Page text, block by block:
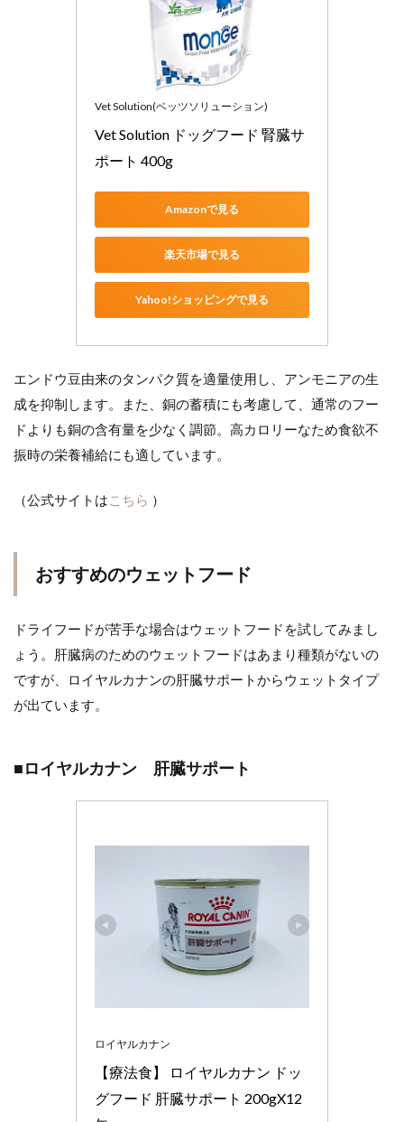
Vet Solution(ベッツソリューション)
Vet Solution ドッグフード 腎臓サ
ポート 400g
Amazonで見る
楽天市場で見る
Yahoo!ショッピングで見る
エンドウ豆由来のタンパク質を適量使用し、アンモニアの生
成を抑制します。また、銅の蓄積にも考慮して、通常のフー
ドよりも銅の含有量を少なく調節。高カロリーなため食欲不
振時の栄養補給にも適しています。
（公式サイトはこちら ）
おすすめのウェットフード
ドライフードが苦手な場合はウェットフードを試してみまし
ょう。肝臓病のためのウェットフードはあまり種類がないの
ですが、ロイヤルカナンの肝臓サポートからウェットタイプ
が出ています。
■ロイヤルカナン 肝臓サポート
ロイヤルカナン
【療法食】 ロイヤルカナン ドッ
グフード 肝臓サポート 200gX12